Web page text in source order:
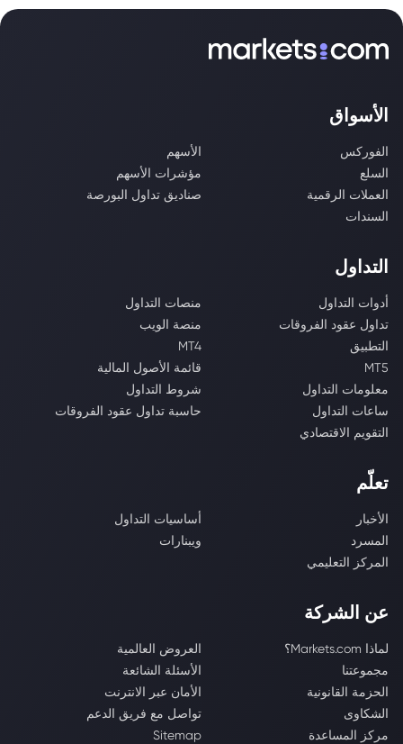
الأسواق
الفوركس
الأسهم
السلع
مؤشرات الأسهم
العملات الرقمية
صناديق تداول البورصة
السندات
التداول
أدوات التداول
منصات التداول
تداول عقود الفروقات
منصة الويب
التطبيق
MT4
MT5
قائمة الأصول المالية
معلومات التداول
شروط التداول
ساعات التداول
حاسبة تداول عقود الفروقات
التقويم الاقتصادي
تعلّم
الأخبار
أساسيات التداول
المسرد
ويبنارات
المركز التعليمي
عن الشركة
لماذا Markets.com؟
العروض العالمية
مجموعتنا
الأسئلة الشائعة
الحزمة القانونية
الأمان عبر الانترنت
الشكاوى
تواصل مع فريق الدعم
مركز المساعدة
Sitemap